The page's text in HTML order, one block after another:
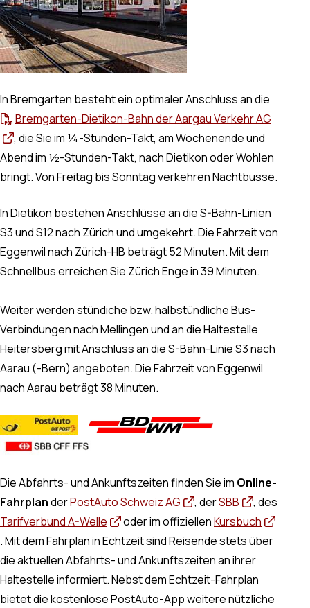
In Bremgarten besteht ein optimaler Anschluss an die
Bremgarten-Dietikon-Bahn der Aargau Verkehr AG
, die Sie im ¼-Stunden-Takt, am Wochenende und
Abend im ½-Stunden-Takt, nach Dietikon oder Wohlen
bringt. Von Freitag bis Sonntag verkehren Nachtbusse.
In Dietikon bestehen Anschlüsse an die S-Bahn-Linien
S3 und S12 nach Zürich und umgekehrt. Die Fahrzeit von
Eggenwil nach Zürich-HB beträgt 52 Minuten. Mit dem
Schnellbus erreichen Sie Zürich Enge in 39 Minuten.
Weiter werden stündiche bzw. halbstündliche Bus-
Verbindungen nach Mellingen und an die Haltestelle
Heitersberg mit Anschluss an die S-Bahn-Linie S3 nach
Aarau (-Bern) angeboten. Die Fahrzeit von Eggenwil
nach Aarau beträgt 38 Minuten.
Die Abfahrts- und Ankunftszeiten finden Sie im Online-
FahrplanderPostAuto Schweiz AG , derSBB
, des
Tarifverbund A-Welle
oder im offiziellenKursbuch
. Mit dem Fahrplan in Echtzeit sind Reisende stets über
die aktuellen Abfahrts- und Ankunftszeiten an ihrer
Haltestelle informiert. Nebst dem Echtzeit-Fahrplan
bietet die kostenlose PostAuto-App weitere nützliche